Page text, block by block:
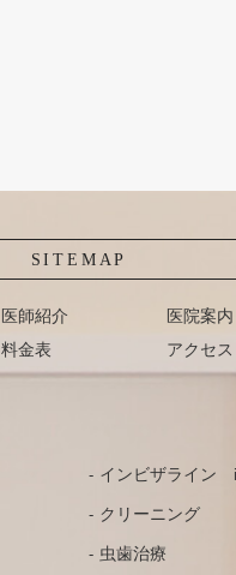
SITEMAP
医師紹介
医院案内
料金表
アクセス
インビザライン
クリーニング
虫歯治療